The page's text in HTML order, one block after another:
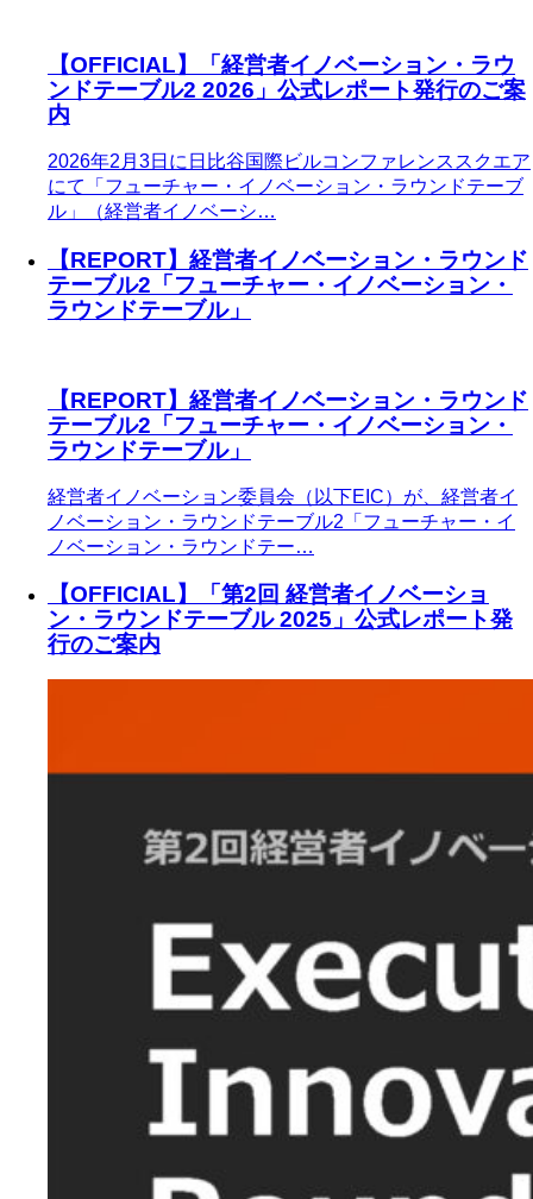
【OFFICIAL】「経営者イノベーション・ラウ
ンドテーブル2 2026」公式レポート発行のご案
内
2026年2月3日に日比谷国際ビルコンファレンススクエア
にて「フューチャー・イノベーション・ラウンドテーブ
ル」（経営者イノベーシ…
【REPORT】経営者イノベーション・ラウンド
テーブル2「フューチャー・イノベーション・
ラウンドテーブル」
【REPORT】経営者イノベーション・ラウンド
テーブル2「フューチャー・イノベーション・
ラウンドテーブル」
経営者イノベーション委員会（以下EIC）が、経営者イ
ノベーション・ラウンドテーブル2「フューチャー・イ
ノベーション・ラウンドテー…
【OFFICIAL】「第2回 経営者イノベーショ
ン・ラウンドテーブル 2025」公式レポート発
行のご案内